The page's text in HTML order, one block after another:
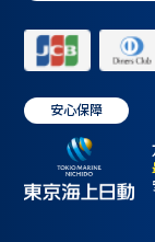
安心保障